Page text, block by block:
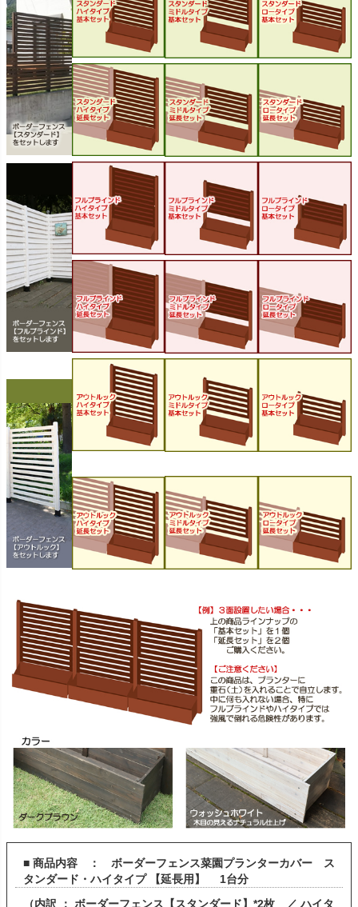
■ 商品内容 ： ボーダーフェンス菜園プランターカバー ス
タンダード・ハイタイプ 【延長用】 1台分
（内訳 ： ボーダーフェンス【スタンダード】*2枚 ／ ハイタ